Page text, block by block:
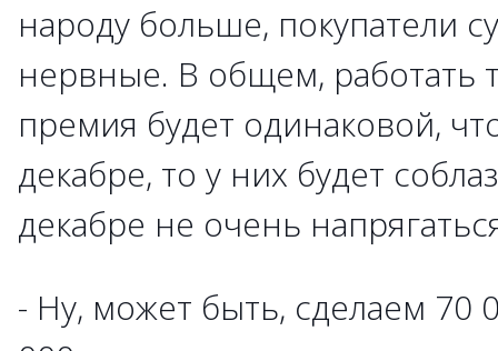
народу больше, покупатели
нервные. В общем, работать
премия будет одинаковой,
декабре, то у них будет
декабре не очень
- Ну, может быть, сделаем 70